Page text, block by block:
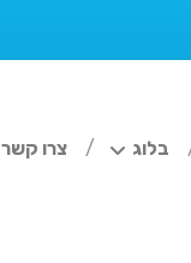
בלוג צרו קשר